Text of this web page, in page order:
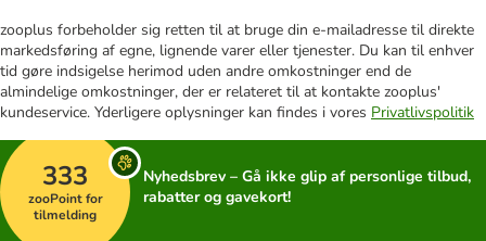
zooplus forbeholder sig retten til at bruge din e-mailadresse til direkte
markedsføring af egne, lignende varer eller tjenester. Du kan til enhver
tid gøre indsigelse herimod uden andre omkostninger end de
almindelige omkostninger, der er relateret til at kontakte zooplus'
kundeservice. Yderligere oplysninger kan findes i vores Privatlivspolitik
333
zooPoint for
tilmelding
Nyhedsbrev – Gå ikke glip af personlige tilbud,
rabatter og gavekort!